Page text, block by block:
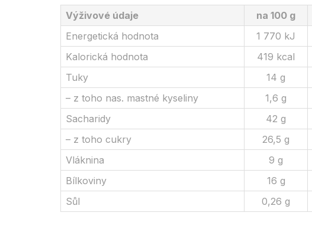
Výživové údaje na 100 g
Energetická hodnota
1 770 kJ
Kalorická hodnota
419 kcal
Tuky
14 g
– z toho nas. mastné kyseliny
1,6 g
Sacharidy
42 g
– z toho cukry
26,5 g
Vláknina
9 g
Bílkoviny
16 g
Sůl
0,26 g